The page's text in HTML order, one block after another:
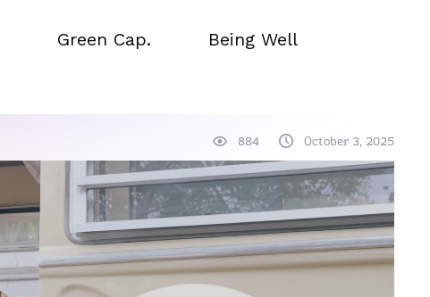
Green Cap.
Being Well
884 October 3, 2025